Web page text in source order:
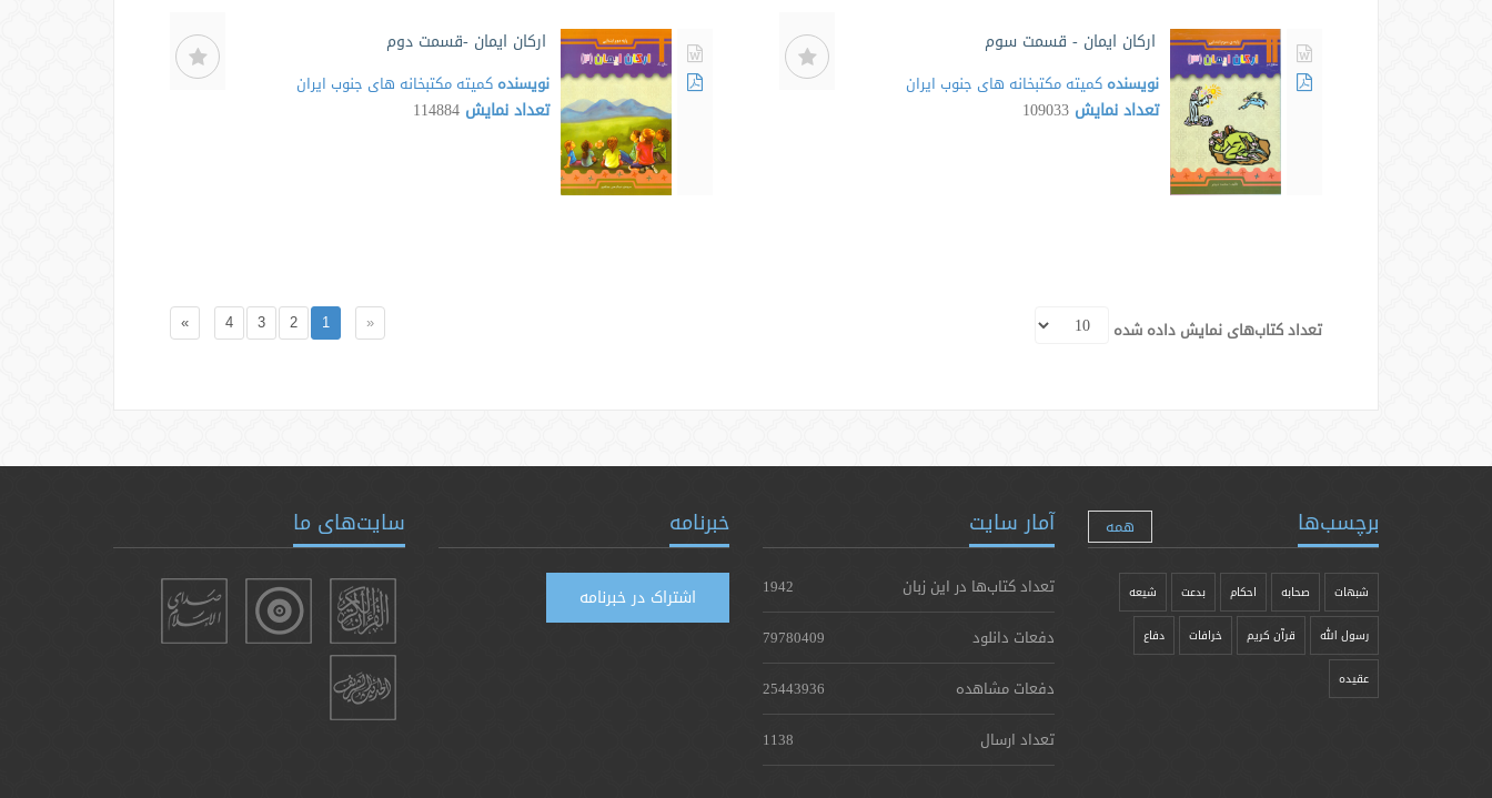
ارکان ایمان - قسمت سوم
نویسنده کمیته مکتبخانه های جنوب ایران
تعداد نمایش 109033
ارکان ایمان -قسمت دوم
نویسنده کمیته مکتبخانه های جنوب ایران
تعداد نمایش 114884
تعداد کتاب‌های نمایش داده شده «
1
2
3
4
»
برچسب‌ها همه
شبهات صحابه احکام بدعت شیعه
رسول الله قرآن کریم خرافات دفاع
عقیده
آمار سایت
تعداد کتاب‌ها در این زبان
1942
دفعات دانلود
79780409
دفعات مشاهده
25443936
تعداد ارسال
1138
خبرنامه
اشتراک در خبرنامه
سایت‌های ما